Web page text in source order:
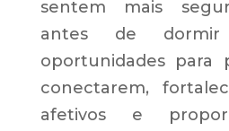
sentem mais
antes de
oportunidades para
conectarem,
afetivos e